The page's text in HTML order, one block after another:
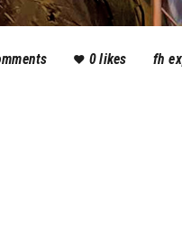
0likes
fh